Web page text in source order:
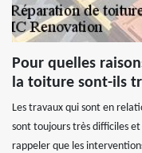
Pour quelles
la toiture sont-ils
Les travaux qui sont en
sont toujours très difficiles
rappeler que les